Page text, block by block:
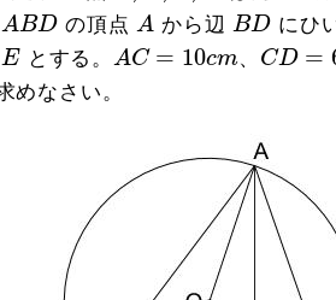
ABD
A BD の頂点A
A から辺BD
BD にひ
E
Eとする。 AC = 10cm
A C= 10cm 、 CD =
CD= c
めなさい。